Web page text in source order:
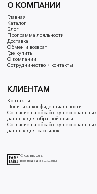
О КОМПАНИИ
Главная
Каталог
Блог
Программа лояльности
Доставка
Обмен и возврат
Где купить
О компании
Сотрудничество и контакты
КЛИЕНТАМ
Контакты
Политика конфиденциальности
Согласие на обработку персональных
данных для обратной связи
Согласие на обработку персональных
данных для рассылок
© OK BEAUTY.
Все права защищены